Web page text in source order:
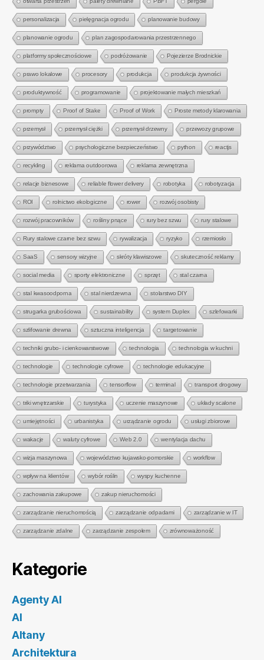
personalizacja pielęgnacja ogrodu planowanie budowy
planowanie ogrodu plan zagospodarowania przestrzennego
platformy społecznościowe podróżowanie Pojezierze Brodnickie
prawo lokalowe procesory produkcja produkcja żywności
produktywność programowanie projektowanie małych mieszkań
prompty Proof of Stake Proof of Work Proste metody klarowania
przemysł przemysł ciężki przemysł drzewny przewozy grupowe
przywództwo psychologiczne bezpieczeństwo python reactjs
recykling reklama outdoorowa reklama zewnętrzna
relacje biznesowe reliable flower delivery robotyka robotyzacja
ROI rolnictwo ekologiczne rower rozwój osobisty
rozwój pracowników rośliny pnące rury bez szwu rury stalowe
Rury stalowe czarne bez szwu rywalizacja ryzyko rzemiosło
SaaS sensory wizyjne skróty klawiszowe skuteczność reklamy
social media sporty elektroniczne sprzęt stal czarna
stal kwasoodporna stal nierdzewna stolarstwo DIY
strugarka grubościowa sustainability system Duplex szlefowarki
szlifowanie drewna sztuczna inteligencja targetowanie
techniki grubo- i cienkowarstwowe technologia technologia w kuchni
technologie technologie cyfrowe technologie edukacyjne
technologie przetwarzania tensorflow terminal transport drogowy
triki wnętrzarskie turystyka uczenie maszynowe układy scalone
umiejętności urbanistyka urządzanie ogrodu usługi zbiorowe
wakacje waluty cyfrowe Web 2.0 wentylacja dachu
wizja maszynowa województwo kujawsko-pomorskie workflow
wpływ na klientów wybór roślin wyspy kuchenne
zachowania zakupowe zakup nieruchomości
zarządzanie nieruchomością zarządzanie odpadami zarządzanie w IT
zarządzanie zdalne zarządzanie zespołem zrównoważoność
Kategorie
Agenty AI
AI
Altany
Architektura